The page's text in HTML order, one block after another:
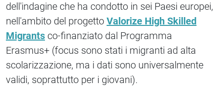
dell'indagine che ha condotto in sei Paesi europei,
nell'ambito del progetto Valorize High Skilled
Migrants co-finanziato dal Programma
Erasmus+ (focus sono stati i migranti ad alta
scolarizzazione, ma i dati sono universalmente
validi, soprattutto per i giovani).